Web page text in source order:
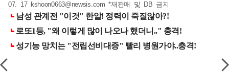
07. 17 kshoon0663@newsis.com *재판매 및 DB 금지